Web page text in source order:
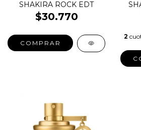
SHAKIRA ROCK EDT
$30.770
COMPRAR
2